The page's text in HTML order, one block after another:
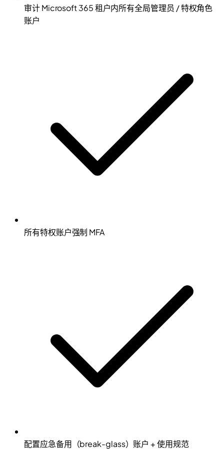
审计 Microsoft 365 租户内所有全局管理员 / 特权角色
账户
所有特权账户强制 MFA
配置应急备用（break-glass）账户 + 使用规范